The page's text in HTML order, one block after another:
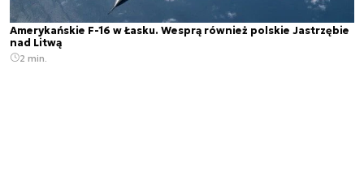
Amerykańskie F-16 w Łasku. Wesprą również polskie Jastrzębie
nad Litwą
2 min.